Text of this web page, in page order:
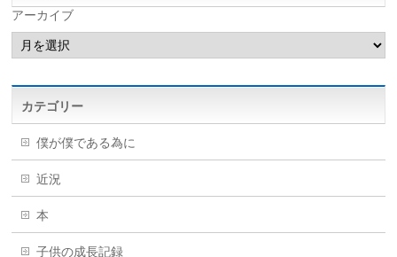
アーカイブ
カテゴリー
僕が僕である為に
近況
本
子供の成長記録